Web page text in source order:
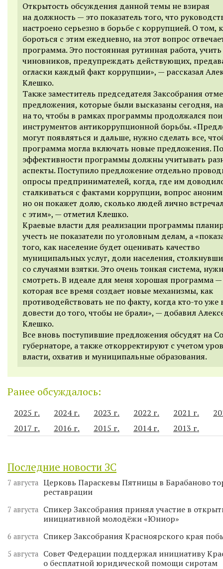
Открытость обсуждения данной темы не взирая
на должность — это показатель того, что
настроено серьезно в борьбе с коррупцией. О том,
бороться с этим ежедневно, на этот вопрос
программа. Это постоянная рутинная работа,
чиновников, предупреждать действующих,
огласки каждый факт коррупции», — рассказал
Клешко.
Также заместитель председателя Заксобрания
предложения, которые были высказаны сегодня,
на то, чтобы в рамках программы продолжался
инструментов антикоррупционной борьбы.
могут появляться и дальше, нужно сделать все,
программа могла включать новые предложения.
эффективности программы должны учитывать
аспекты. Поступило предложение отдельно
опросы предпринимателей, когда, где им
сталкиваться с фактами коррупции, вопрос
но он покажет долю, сколько людей лично
с этим», — отметил Клешко.
Краевые власти для реализации программы
учесть не показатели по уголовным делам, а
того, как население будет оценивать качество
муниципальных услуг, доли населения,
со случаями взятки. Это очень тонкая система,
смотреть. В идеале для меня хорошая программа —
которая все время создает новые механизмы, как
противодействовать не по факту, когда кто-то уже
довести до того, чтобы не брали», — добавил
Клешко.
Все вновь поступившие предложения обсудят на
губернаторе, а также откорректируют с учетом
власти, охватив и муниципальные образования.
Ранее обсуждалось:
2025 г. 2024 г. 2023 г. 2022 г. 2021 г.
2017 г.
2016 г. 2015 г. 2014 г. 2013 г.
Последние новости ЗС
7 августа Церковь Параскевы Пятницы в Барабаново
реставрации
7 августа
Спикер Заксобрания принял участие в
инициативной молодёжи «Юниор»
6 августа Спикер Заксобрания Красноярского края
5 августа
Совет Федерации поддержал инициативу
о бесплатной юридической помощи сиротам